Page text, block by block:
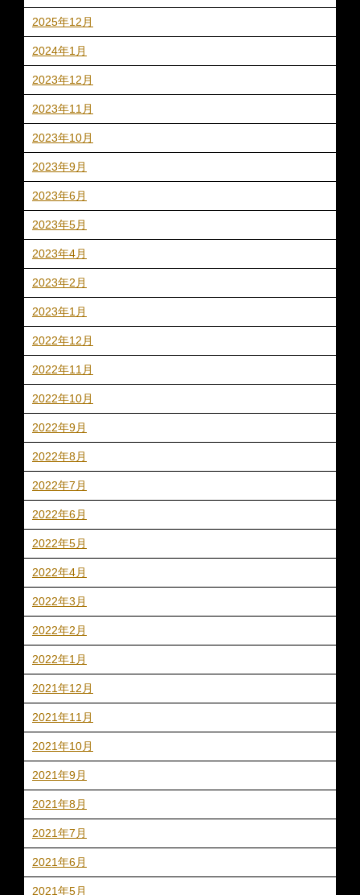
2025年12月
2024年1月
2023年12月
2023年11月
2023年10月
2023年9月
2023年6月
2023年5月
2023年4月
2023年2月
2023年1月
2022年12月
2022年11月
2022年10月
2022年9月
2022年8月
2022年7月
2022年6月
2022年5月
2022年4月
2022年3月
2022年2月
2022年1月
2021年12月
2021年11月
2021年10月
2021年9月
2021年8月
2021年7月
2021年6月
2021年5月